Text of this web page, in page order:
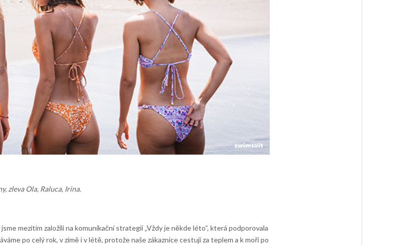
zleva Ola, Raluca, Irina.
mezitím založili na komunikační strategii „Vždy je někde léto“, která podporovala
po celý rok, v zimě i v létě, protože naše zákaznice cestují za teplem a k moři po